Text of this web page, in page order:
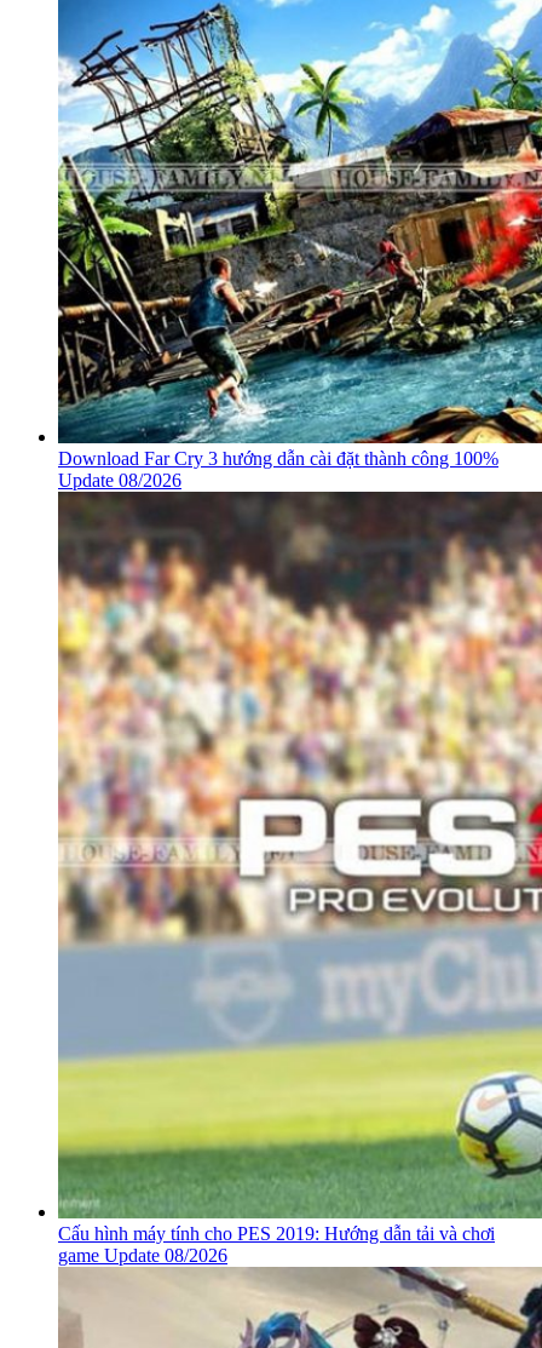
Download Far Cry 3 hướng dẫn cài đặt thành công 100%
Update 08/2026
Cấu hình máy tính cho PES 2019: Hướng dẫn tải và chơi
game Update 08/2026